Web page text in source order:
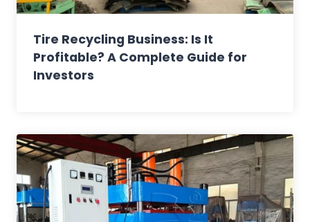
Tire Recycling Business: Is It
Profitable? A Complete Guide for
Investors